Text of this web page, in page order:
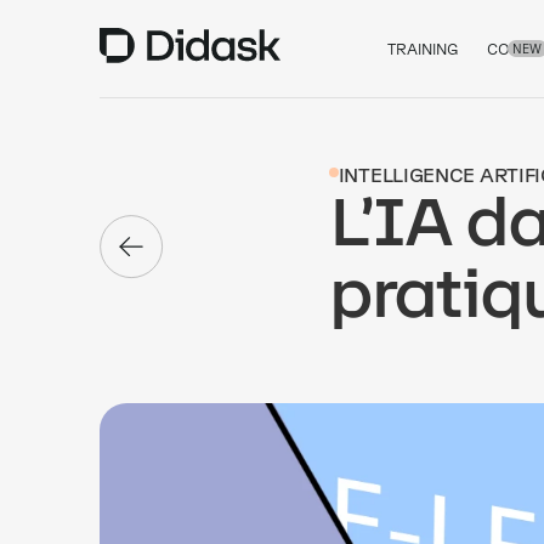
TRAINING NEW
INTELLIGENCE
L’IA